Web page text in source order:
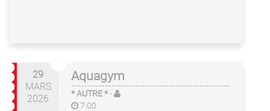
29
MARS
2026
Aquagym
* AUTRE *-
7:00